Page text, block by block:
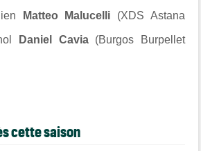
Matteo Malucelli (XDS Astana
Daniel Cavia(Burgos Burpellet
cette saison